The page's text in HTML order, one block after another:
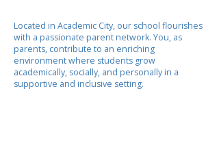
Located in Academic City, our school flourishes
with a passionate parent network. You, as
parents, contribute to an enriching
environment where students grow
academically, socially, and personally in a
supportive and inclusive setting.